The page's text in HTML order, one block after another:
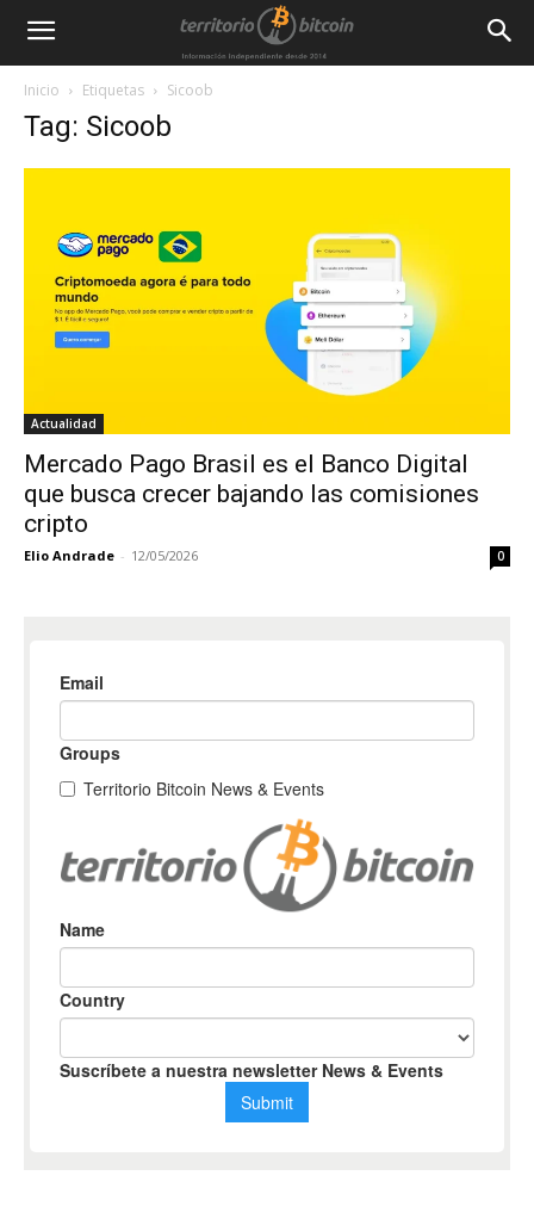
Inicio Etiquetas Sicoob
Tag: Sicoob
Actualidad
Mercado Pago Brasil es el Banco Digital
que busca crecer bajando las comisiones
cripto
Elio Andrade - 12/05/2026 0